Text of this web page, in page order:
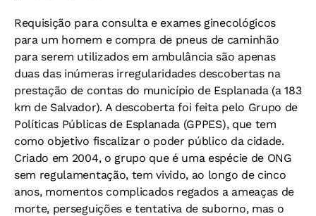
Requisição para consulta e exames ginecológicos
para um homem e compra de pneus de caminhão
para serem utilizados em ambulância são apenas
duas das inúmeras irregularidades descobertas na
prestação de contas do município de Esplanada (a 183
km de Salvador). A descoberta foi feita pelo Grupo de
Políticas Públicas de Esplanada (GPPES), que tem
como objetivo fiscalizar o poder público da cidade.
Criado em 2004, o grupo que é uma espécie de ONG
sem regulamentação, tem vivido, ao longo de cinco
anos, momentos complicados regados a ameaças de
morte, perseguições e tentativa de suborno, mas o